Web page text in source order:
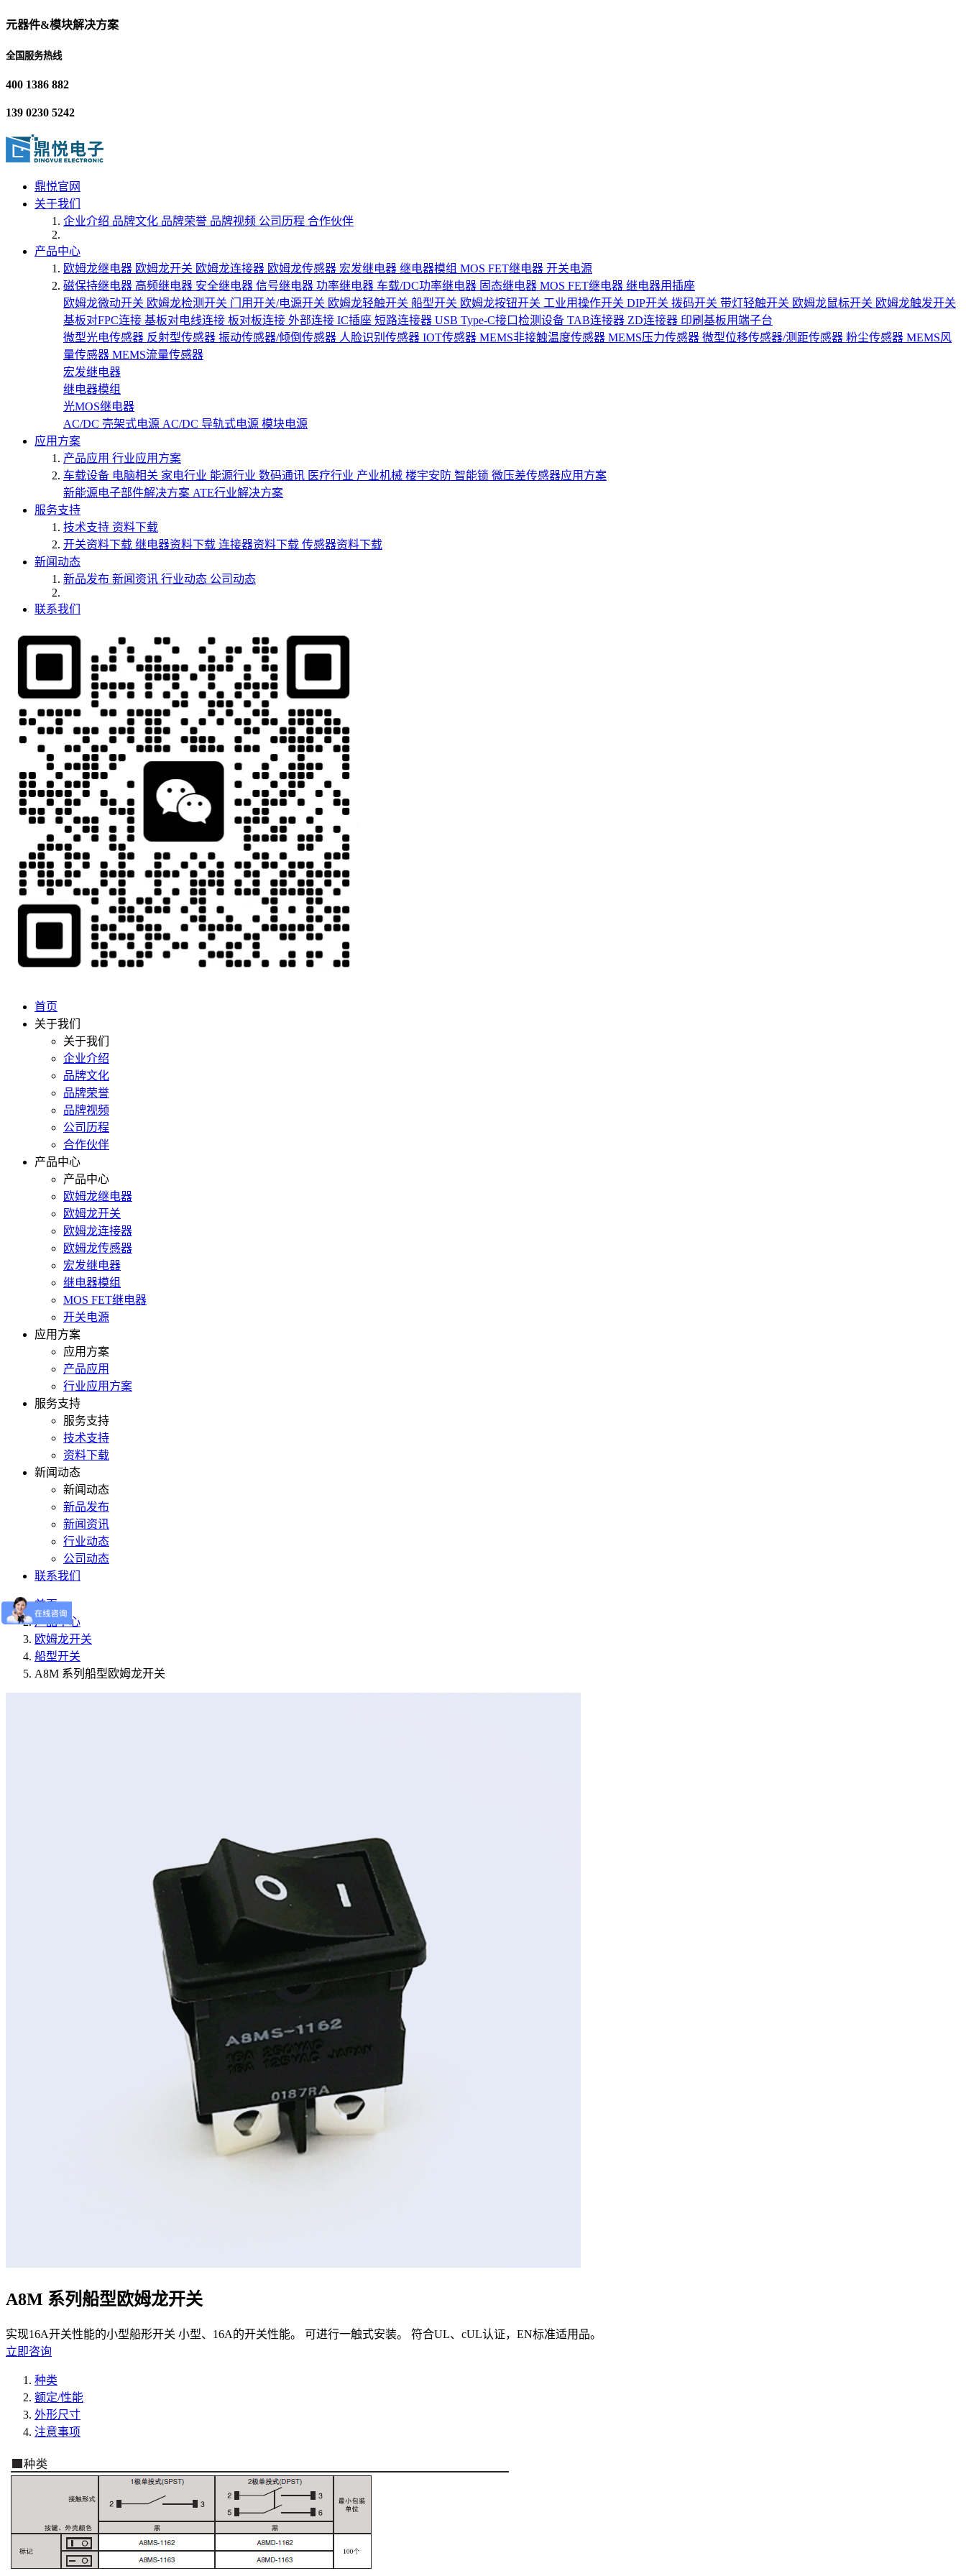
元器件&模块解决方案
全国服务热线
400 1386 882
139 0230 5242
鼎悦官网
关于我们
企业介绍 品牌文化 品牌荣誉 品牌视频 公司历程 合作伙伴
产品中心
欧姆龙继电器 欧姆龙开关 欧姆龙连接器 欧姆龙传感器 宏发继电器 继电器模组 MOS FET继电器 开关电源
磁保持继电器 高频继电器 安全继电器 信号继电器 功率继电器 车载/DC功率继电器 固态继电器 MOS FET继电器 继电器用插座
欧姆龙微动开关 欧姆龙检测开关 门用开关/电源开关 欧姆龙轻触开关 船型开关 欧姆龙按钮开关 工业用操作开关 DIP开关 拨码开关 带灯轻触开关 欧姆龙鼠标开关 欧姆龙触发开关
基板对FPC连接 基板对电线连接 板对板连接 外部连接 IC插座 短路连接器 USB Type-C接口检测设备 TAB连接器 ZD连接器 印刷基板用端子台
微型光电传感器 反射型传感器 振动传感器/倾倒传感器 人脸识别传感器 IOT传感器 MEMS非接触温度传感器 MEMS压力传感器 微型位移传感器/测距传感器 粉尘传感器 MEMS风
量传感器 MEMS流量传感器
宏发继电器
继电器模组
光MOS继电器
AC/DC 壳架式电源 AC/DC 导轨式电源 模块电源
应用方案
产品应用 行业应用方案
车载设备 电脑相关 家电行业 能源行业 数码通讯 医疗行业 产业机械 楼宇安防 智能锁 微压差传感器应用方案
新能源电子部件解决方案 ATE行业解决方案
服务支持
技术支持 资料下载
开关资料下载 继电器资料下载 连接器资料下载 传感器资料下载
新闻动态
新品发布 新闻资讯 行业动态 公司动态
联系我们
首页
关于我们
关于我们
企业介绍
品牌文化
品牌荣誉
品牌视频
公司历程
合作伙伴
产品中心
产品中心
欧姆龙继电器
欧姆龙开关
欧姆龙连接器
欧姆龙传感器
宏发继电器
继电器模组
MOS FET继电器
开关电源
应用方案
应用方案
产品应用
行业应用方案
服务支持
服务支持
技术支持
资料下载
新闻动态
新闻动态
新品发布
新闻资讯
行业动态
公司动态
联系我们
首页
产品中心
欧姆龙开关
船型开关
A8M 系列船型欧姆龙开关
A8M 系列船型欧姆龙开关
实现16A开关性能的小型船形开关 小型、16A的开关性能。 可进行一触式安装。 符合UL、cUL认证，EN标准适用品。
立即咨询
种类
额定/性能
外形尺寸
注意事项